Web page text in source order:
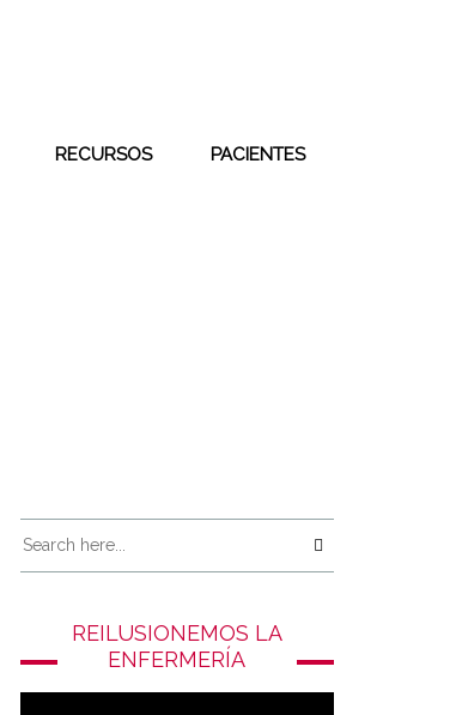
RECURSOS PACIENTES
REILUSIONEMOS LA
ENFERMERÍA